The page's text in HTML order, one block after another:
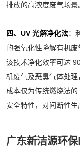
排放的高浓度废气场景
四、UV 光解净化法：
的强氧化性降解有机
该技术净化效率可达
机废气及恶臭气体处
成本仅为传统燃烧法
安全特性，对间断性生
广东新洁源环